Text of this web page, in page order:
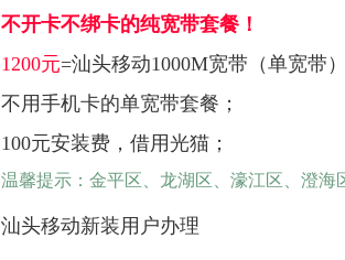
不开卡不绑卡的纯宽带套餐 ！
1200元=汕头移动1000M宽带（单宽带
不用手机卡的单宽带套餐；
100元安装费，借用光猫；
温馨提示：金平区、龙湖区、濠江区、澄
汕头移动新装用户办理